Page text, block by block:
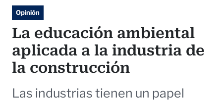
Opinión
La educación ambiental
aplicada a la industria de
la construcción
Las industrias tienen un papel